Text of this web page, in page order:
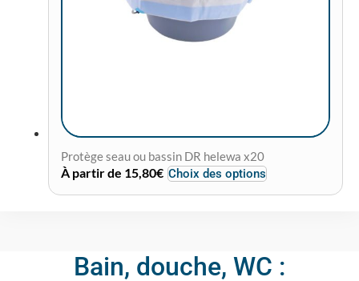
choisies
sur
la
Protège seau ou bassin DR helewa x20
À partir de 15,80€ Choix des optionsCe
produit
Les
Bain, douche, WC :